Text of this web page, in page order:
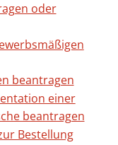
oder
beantragen
einer
beantragen
Bestellung